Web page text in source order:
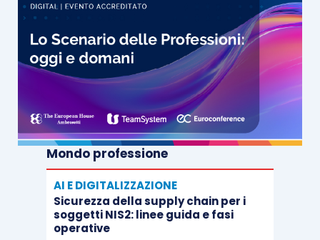
Mondo professione
AI E DIGITALIZZAZIONE
Sicurezza della supply chain per i
soggetti NIS2: linee guida e fasi
operative